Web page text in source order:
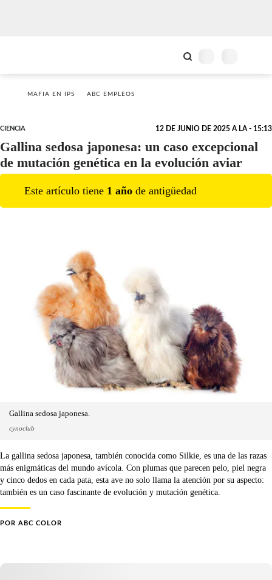
MAFIA EN IPS ABC EMPLEOS
CIENCIA 12 DE JUNIO DE 2025 A LA - 15:13
Gallina sedosa japonesa: un caso excepcional
de mutación genética en la evolución aviar
Este artículo tiene 1 año de antigüedad
Gallina sedosa japonesa.
cynoclub
La gallina sedosa japonesa, también conocida como Silkie, es una de las razas
más enigmáticas del mundo avícola. Con plumas que parecen pelo, piel negra
y cinco dedos en cada pata, esta ave no solo llama la atención por su aspecto:
también es un caso fascinante de evolución y mutación genética.
POR ABC COLOR